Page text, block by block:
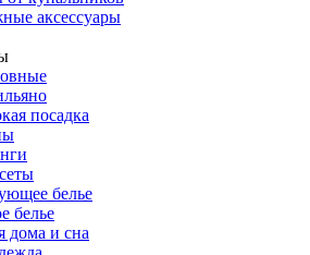
аксессуары
посадка
белье
белье
дома и сна